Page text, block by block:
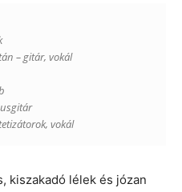
– gitár, vokál
vokál
kiszakadó lélek és józan